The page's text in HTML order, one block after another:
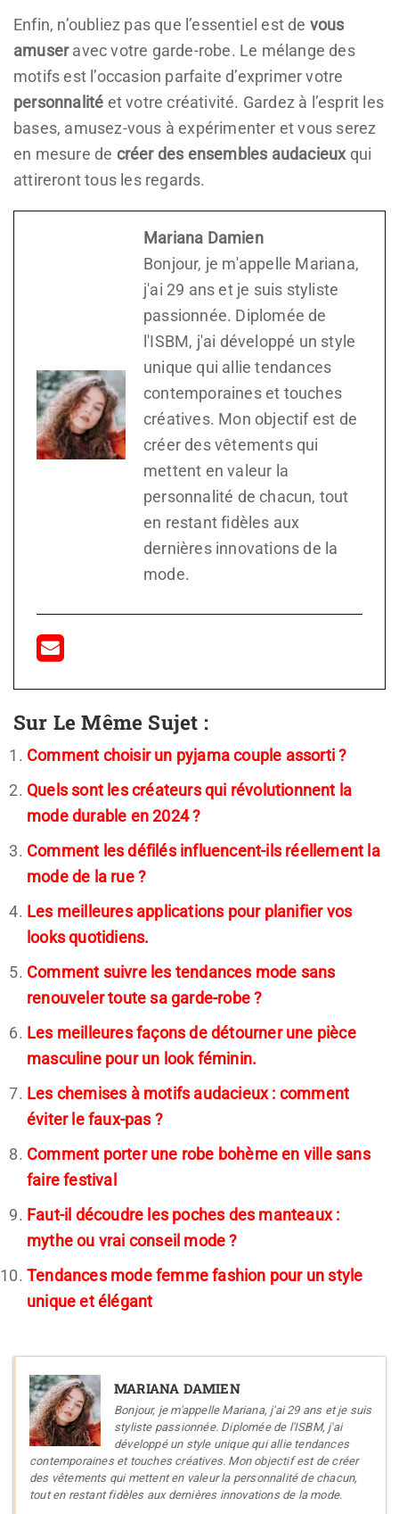
Enfin, n’oubliez pas que l’essentiel est de vous
amuseravec votre garde-robe. Le mélange des
motifs est l’occasion parfaite d’exprimer votre
personnalité et votre créativité. Gardez à l’esprit les
bases, amusez-vous à expérimenter et vous serez
en mesure de créer des ensembles audacieuxqui
attireront tous les regards.
Mariana Damien
Bonjour, je m'appelle Mariana,
j'ai 29 ans et je suis styliste
passionnée. Diplomée de
l'ISBM, j'ai développé un style
unique qui allie tendances
contemporaines et touches
créatives. Mon objectif est de
créer des vêtements qui
mettent en valeur la
personnalité de chacun, tout
en restant fidèles aux
dernières innovations de la
mode.
Sur Le Même Sujet :
Comment choisir un pyjama couple assorti ?
Quels sont les créateurs qui révolutionnent la
mode durable en 2024 ?
Comment les défilés influencent-ils réellement la
mode de la rue ?
Les meilleures applications pour planifier vos
looks quotidiens.
Comment suivre les tendances mode sans
renouveler toute sa garde-robe ?
Les meilleures façons de détourner une pièce
masculine pour un look féminin.
Les chemises à motifs audacieux : comment
éviter le faux-pas ?
Comment porter une robe bohème en ville sans
faire festival
Faut-il découdre les poches des manteaux :
mythe ou vrai conseil mode ?
Tendances mode femme fashion pour un style
unique et élégant
MARIANA DAMIEN
Bonjour, je m'appelle Mariana, j'ai 29 ans et je suis
styliste passionnée. Diplomée de l'ISBM, j'ai
développé un style unique qui allie tendances
contemporaines et touches créatives. Mon objectif est de créer
des vêtements qui mettent en valeur la personnalité de chacun,
tout en restant fidèles aux dernières innovations de la mode.